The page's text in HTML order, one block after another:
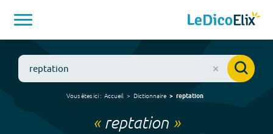
Vous êtes ici : Accueil Dictionnaire reptation
« reptation »